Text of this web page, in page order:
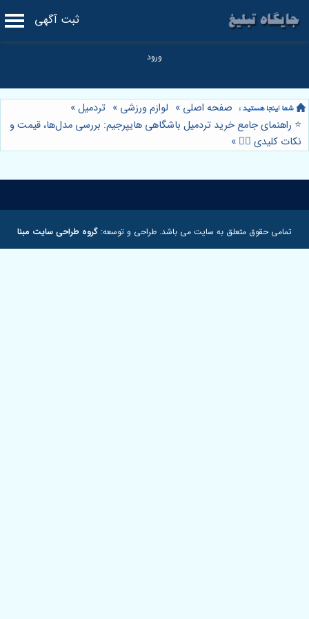
ثبت آگهی
صفحه اصلی » لوازم ورزشی » تردمیل»
⭐️ راهنمای جامع خرید تردمیل باشگاهی هایپرجیم: بررسی مدل‌ها، قیمت و
نکات کلیدی 🏃‍♂️ »
تمامی حقوق متعلق به سایت می باشد. طراحی و توسعه: گروه طراحی سایت مبنا